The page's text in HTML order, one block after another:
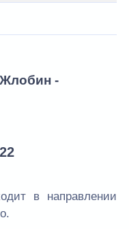
-
в направлении